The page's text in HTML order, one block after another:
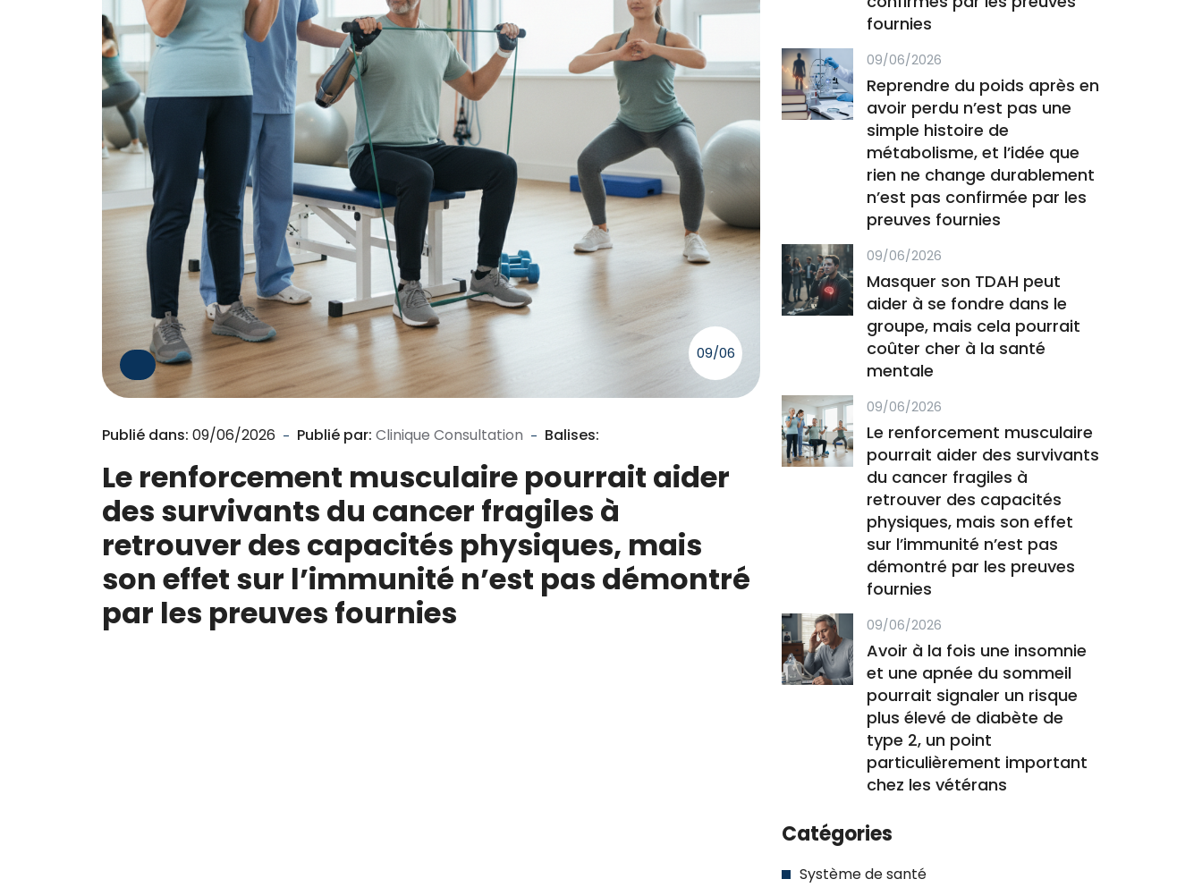
09/06
Publié dans: 09/06/2026 Publié par: Clinique Consultation Balises:
Le renforcement musculaire pourrait aider
des survivants du cancer fragiles à
retrouver des capacités physiques, mais
son effet sur l’immunité n’est pas démontré
par les preuves fournies
fournies
09/06/2026
Reprendre du poids après en
avoir perdu n’est pas une
simple histoire de
métabolisme, et l’idée que
rien ne change durablement
n’est pas confirmée par les
preuves fournies
09/06/2026
Masquer son TDAH peut
aider à se fondre dans le
groupe, mais cela pourrait
coûter cher à la santé
mentale
09/06/2026
Le renforcement musculaire
pourrait aider des survivants
du cancer fragiles à
retrouver des capacités
physiques, mais son effet
sur l’immunité n’est pas
démontré par les preuves
fournies
09/06/2026
Avoir à la fois une insomnie
et une apnée du sommeil
pourrait signaler un risque
plus élevé de diabète de
type 2, un point
particulièrement important
chez les vétérans
Catégories
Système de santé